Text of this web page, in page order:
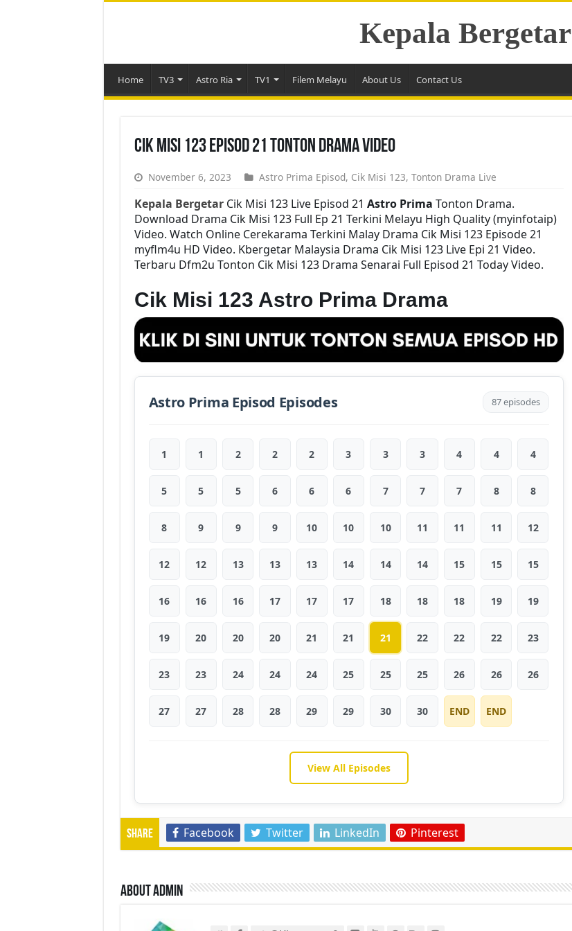
Kepala Bergetar
Home TV3 Astro Ria TV1 Filem Melayu About Us Contact Us
Cik Misi 123 Episod 21 Tonton Drama Video
November 6, 2023 Astro Prima Episod, Cik Misi 123, Tonton Drama Live
Kepala BergetarCik Misi 123 Live Episod 21 Astro Prima Tonton Drama.
Download Drama Cik Misi 123 Full Ep 21 Terkini Melayu High Quality (myinfotaip)
Video. Watch Online Cerekarama Terkini Malay Drama Cik Misi 123 Episode 21
myflm4u HD Video. Kbergetar Malaysia Drama Cik Misi 123 Live Epi 21 Video.
Terbaru Dfm2u Tonton Cik Misi 123 Drama Senarai Full Episod 21 Today Video.
Cik Misi 123 Astro Prima Drama
Astro Prima Episod Episodes 87 episodes
1 1 2 2 2 3 3 3 4 4 4
5 5 5 6 6 6 7 7 7 8 8
8 9 9 9 10 10 10 11 11 11 12
12 12 13 13 13 14 14 14 15 15 15
16 16 16 17 17 17 18 18 18 19 19
19 20 20 20 21 21 21 22 22 22 23
23 23 24 24 24 25 25 25 26 26 26
27 27 28 28 29 29 30 30 END END
View All Episodes
Share Facebook Twitter LinkedIn Pinterest
About admin